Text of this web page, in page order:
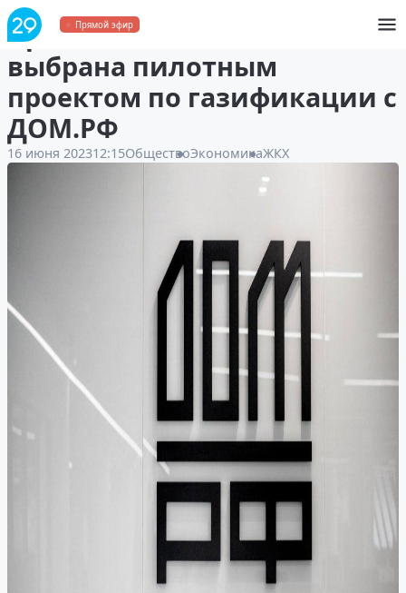
Прямой эфир
Архангельская область
выбрана пилотным
проектом по газификации с
ДОМ.РФ
16 июня 202312:15ОбществоЭкономикаЖКХ